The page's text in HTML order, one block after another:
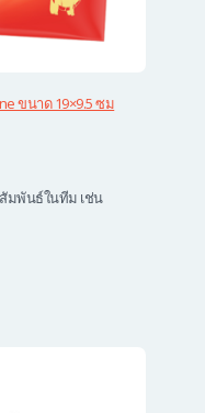
ขนาด 19×9.5 ซม
มพันธ์ในทีม เช่น